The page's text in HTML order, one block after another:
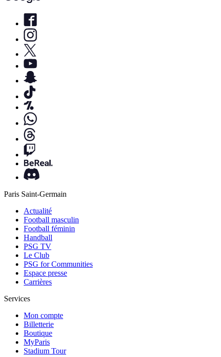
Paris Saint-Germain
Actualité
Football masculin
Football féminin
Handball
PSG TV
Le Club
PSG for Communities
Espace presse
Carrières
Services
Mon compte
Billetterie
Boutique
MyParis
Stadium Tour